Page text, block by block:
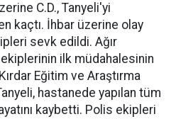
C.D., Tanyeli'yi
kaçtı. İhbar üzerine olay
sevk edildi. Ağır
ekiplerinin ilk müdahalesinin
Eğitim ve Araştırma
hastanede yapılan tüm
kaybetti. Polis ekipleri